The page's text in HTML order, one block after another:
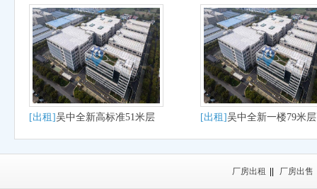
[出租]吴中全新高标准51米层
高出租
[出租]吴中全新一楼79米
厂房出租
厂房出租 厂房出售